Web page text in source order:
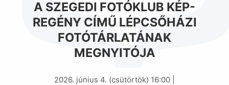
A SZEGEDI FOTÓKLUB KÉP-
REGÉNY CÍMŰ LÉPCSŐHÁZI
FOTÓTÁRLATÁNAK
MEGNYITÓJA
2026. június 4. (csütörtök) 16:00 |